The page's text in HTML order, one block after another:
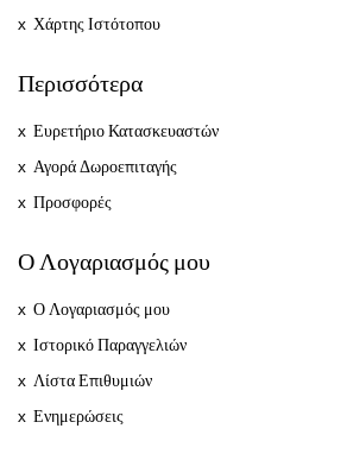
Χάρτης Ιστότοπου
Περισσότερα
Ευρετήριο Κατασκευαστών
Αγορά Δωροεπιταγής
Προσφορές
Ο Λογαριασμός μου
Ο Λογαριασμός μου
Ιστορικό Παραγγελιών
Λίστα Επιθυμιών
Ενημερώσεις